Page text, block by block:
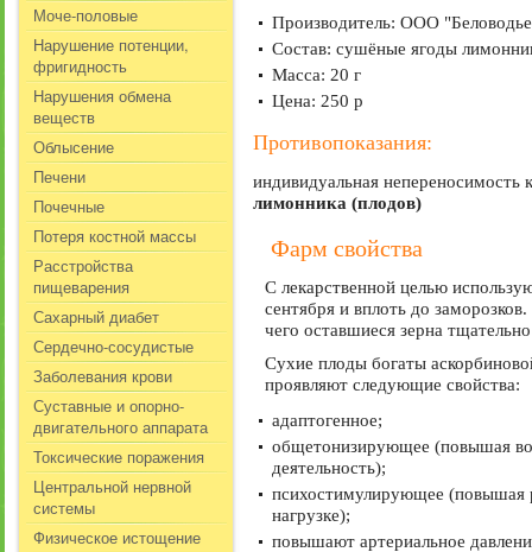
Моче-половые
Нарушение потенции,
фригидность
Нарушения обмена
веществ
Облысение
Печени
Почечные
Потеря костной массы
Расстройства
пищеварения
Сахарный диабет
Сердечно-сосудистые
Заболевания крови
Суставные и опорно-
двигательного аппарата
Токсические поражения
Центральной нервной
системы
Физическое истощение
Производитель: ООО
Состав: сушёные ягоды
Масса: 20 г
Цена: 250 р
Противопоказания:
индивидуальная непереносимость
лимонника (плодов)
Фарм свойства
С лекарственной целью
сентября и вплоть до
чего оставшиеся зерна
Сухие плоды богаты
проявляют следующие свойства:
адаптогенное;
общетонизирующее (повышая
деятельность);
психостимулирующее (повышая
нагрузке);
повышают артериальное